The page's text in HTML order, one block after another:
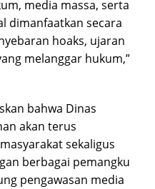
media massa, serta
dimanfaatkan secara
hoaks, ujaran
melanggar hukum,”
bahwa Dinas
akan terus
sekaligus
berbagai pemangku
pengawasan media